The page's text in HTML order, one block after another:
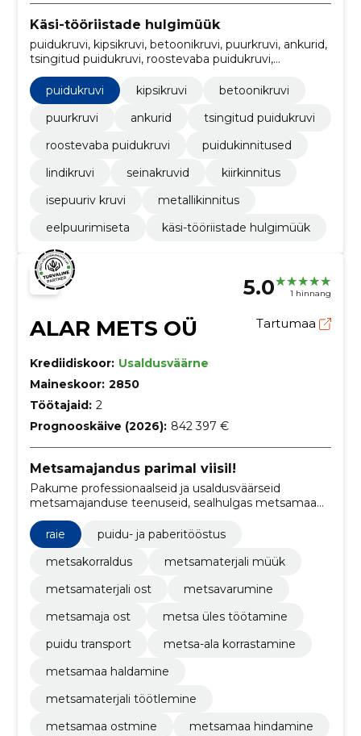
Käsi-tööriistade hulgimüük
puidukruvi, kipsikruvi, betoonikruvi, puurkruvi, ankurid,
tsingitud puidukruvi, roostevaba puidukruvi,
puidukinnitused, lindikruvi, seinakruvid
puidukruvi
kipsikruvi
betoonikruvi
puurkruvi
ankurid
tsingitud puidukruvi
roostevaba puidukruvi
puidukinnitused
lindikruvi
seinakruvid
kiirkinnitus
isepuuriv kruvi
metallikinnitus
eelpuurimiseta
käsi-tööriistade hulgimüük
5.0 1 hinnang
ALAR METS OÜ Tartumaa
Krediidiskoor: Usaldusväärne
Maineskoor: 2850
Töötajaid: 2
Prognooskäive (2026): 842 397 €
Metsamajandus parimal viisil!
Pakume professionaalseid ja usaldusväärseid
metsamajanduse teenuseid, sealhulgas metsamaa
raie
puidu- ja paberitööstus
metsakorraldus
metsamaterjali müük
metsamaterjali ost
metsavarumine
metsamaja ost
metsa üles töötamine
puidu transport
metsa-ala korrastamine
metsamaa haldamine
metsamaterjali töötlemine
metsamaa ostmine
metsamaa hindamine